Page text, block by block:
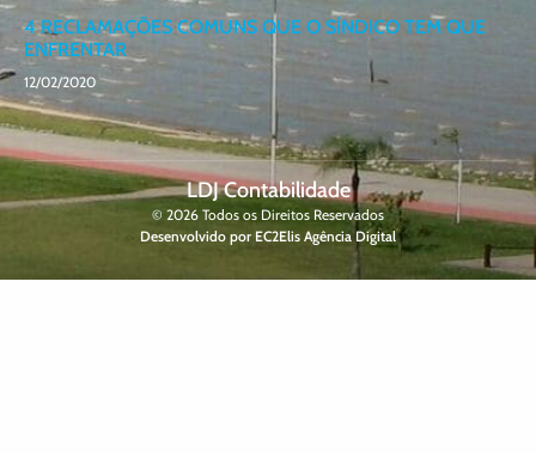
4 RECLAMAÇÕES COMUNS QUE O SÍNDICO TEM QUE
ENFRENTAR
12/02/2020
LDJ Contabilidade
© 2026 Todos os Direitos Reservados
Desenvolvido por EC2Elis Agência Digital